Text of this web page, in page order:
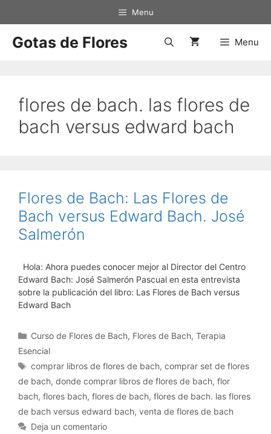
Menu
Gotas de Flores Menu
flores de bach. las flores de
bach versus edward bach
Flores de Bach: Las Flores de
Bach versus Edward Bach. José
Salmerón
Hola: Ahora puedes conocer mejor al Director del Centro
Edward Bach: José Salmerón Pascual en esta entrevista
sobre la publicación del libro: Las Flores de Bach versus
Edward Bach
Categorías
Curso de Flores de Bach, Flores de Bach,Terapia
Esencial
Etiquetas
comprar libros de flores de bach,comprar set de flores
de bach, donde comprar libros de flores de bach, flor
bach, flores bach, flores de bach, flores de bach. las flores
de bach versus edward bach, venta de flores de bach
Deja un comentario